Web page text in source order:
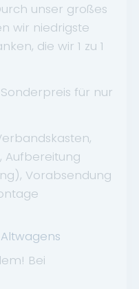
unser großes
wir niedrigste
die wir 1 zu 1
für nur
Aufbereitung
Vorabsendung
Bei